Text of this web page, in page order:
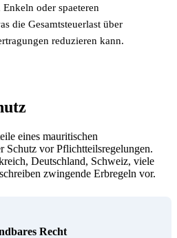
oder spaeteren
die Gesamtsteuerlast über
reduzieren kann.
eines mauritischen
Schutz vor Pflichtteilsregelungen.
Deutschland, Schweiz, viele
zwingende Erbregeln vor.
Recht